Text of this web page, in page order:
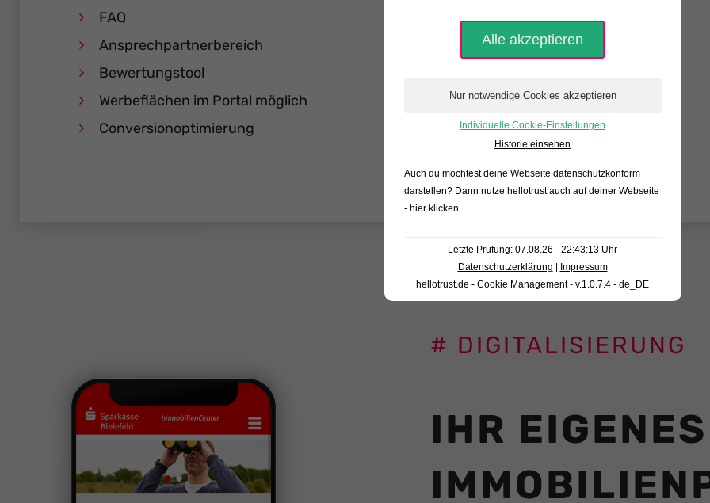
FAQ
Ansprechpartnerbereich
Bewertungstool
Werbeflächen im Portal möglich
Conversionoptimierung
# DIGITALISIERUNG
IHR EIGENES
Individuelle Cookie-Einstellungen
Historie einsehen
Auch du möchtest deine Webseite datenschutzkonform
darstellen? Dann nutze hellotrust auch auf deiner Webseite
- hier klicken.
Letzte Prüfung: 07.08.26 - 22:43:13 Uhr
Datenschutzerklärung
Impressum
hellotrust.de - Cookie Management - v.1.0.7.4 - de_DE